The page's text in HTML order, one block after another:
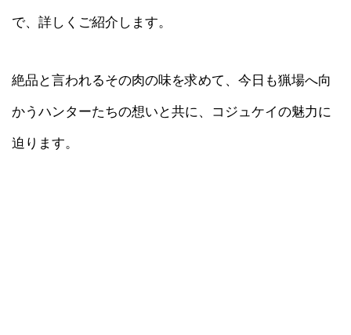
で、詳しくご紹介します。
絶品と言われるその肉の味を求めて、今日も猟場へ向
かうハンターたちの想いと共に、コジュケイの魅力に
迫ります。